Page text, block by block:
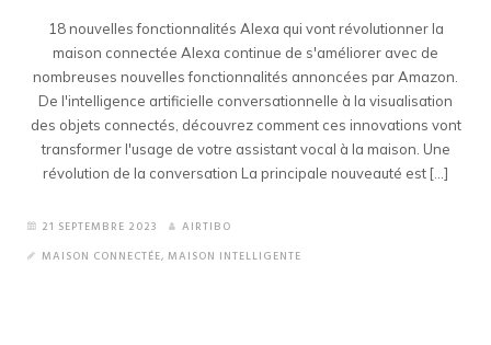
18 nouvelles fonctionnalités Alexa qui vont révolutionner la
maison connectée Alexa continue de s'améliorer avec de
nombreuses nouvelles fonctionnalités annoncées par Amazon.
De l'intelligence artificielle conversationnelle à la visualisation
des objets connectés, découvrez comment ces innovations vont
transformer l'usage de votre assistant vocal à la maison. Une
révolution de la conversation La principale nouveauté est [...]
21 SEPTEMBRE 2023
AIRTIBO
MAISON CONNECTÉE, MAISON INTELLIGENTE